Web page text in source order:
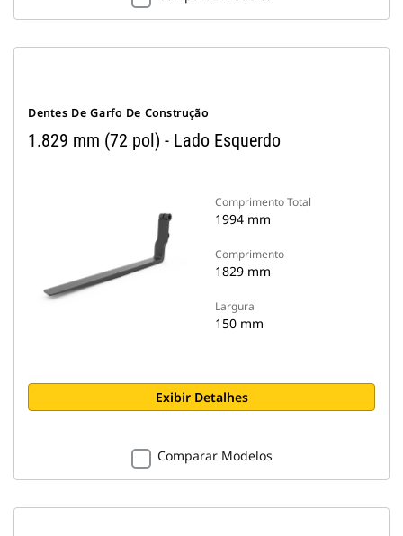
Dentes De Garfo De Construção
1.829 mm (72 pol) - Lado Esquerdo
Comprimento Total
1994 mm
Comprimento
1829 mm
Largura
150 mm
Exibir Detalhes
Comparar Modelos